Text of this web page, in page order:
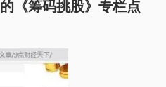
《筹码挑股》专栏点